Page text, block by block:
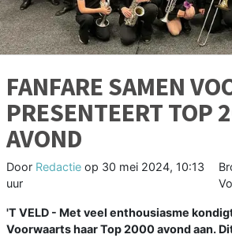
FANFARE SAMEN
PRESENTEERT TOP
AVOND
Door Redactie op 30 mei 2024, 10:13
uur
'T VELD - Met veel enthousiasme
Voorwaarts haar Top 2000 avond aan.